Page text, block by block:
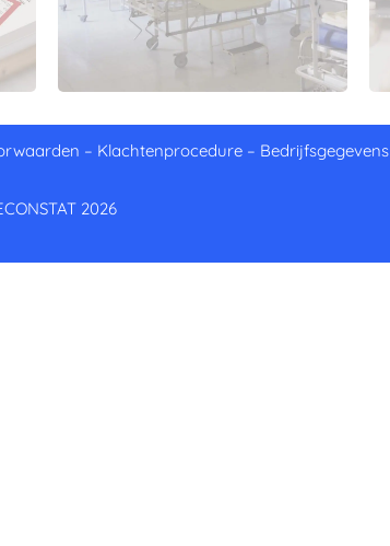
– Klachtenprocedure – Bedrijfsgegevens
2026